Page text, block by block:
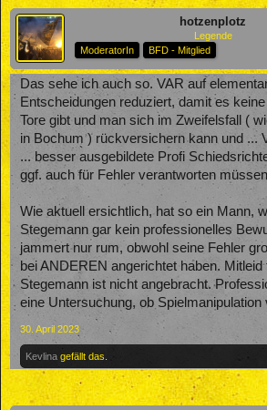
hotzenplotz
Legende
ModeratorIn
BFD - Mitglied
Das sehe ich auch so. VAR auf
Entscheidungen reduziert, damit es
Tore gibt und man sich im Zweifelsfall (
in Bochum ) rückversichern kann und ...
... besser ausgebildete Profi
ggf. auch für Fehler verantworten
Wie aktuell ersichtlich, hat so ein Mann,
Stegemann gar kein professionelles
jammert nur rum, obwohl seine Fehler
bei ANDEREN angerichtet haben. Mitleid
Stegemann ist nicht angebracht.
eine Untersuchung, ob Spielmanipulation
30. April 2023
Kevlina gefällt das.